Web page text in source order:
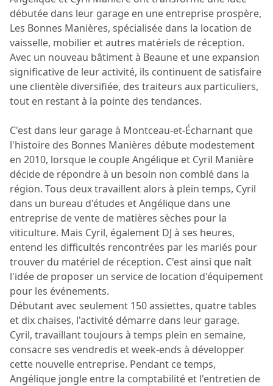
débutée dans leur garage en une entreprise prospère,
Les Bonnes Manières, spécialisée dans la location de
vaisselle, mobilier et autres matériels de réception.
Avec un nouveau bâtiment à Beaune et une expansion
significative de leur activité, ils continuent de satisfaire
une clientèle diversifiée, des traiteurs aux particuliers,
tout en restant à la pointe des tendances.
C'est dans leur garage à Montceau-et-Écharnant que
l'histoire des Bonnes Manières débute modestement
en 2010, lorsque le couple Angélique et Cyril Manière
décide de répondre à un besoin non comblé dans la
région. Tous deux travaillent alors à plein temps, Cyril
dans un bureau d'études et Angélique dans une
entreprise de vente de matières sèches pour la
viticulture. Mais Cyril, également DJ à ses heures,
entend les difficultés rencontrées par les mariés pour
trouver du matériel de réception. C'est ainsi que naît
l'idée de proposer un service de location d'équipement
pour les événements.
Débutant avec seulement 150 assiettes, quatre tables
et dix chaises, l'activité démarre dans leur garage.
Cyril, travaillant toujours à temps plein en semaine,
consacre ses vendredis et week-ends à développer
cette nouvelle entreprise. Pendant ce temps,
Angélique jongle entre la comptabilité et l'entretien de